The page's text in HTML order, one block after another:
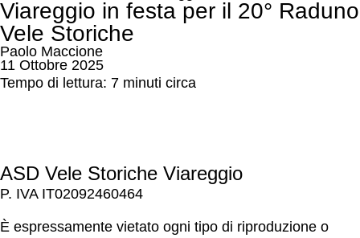
Viareggio in festa per il 20° Raduno
Vele Storiche
Paolo Maccione
11 Ottobre 2025
Tempo di lettura: 7 minuti circa
ASD Vele Storiche Viareggio
P. IVA IT02092460464
È espressamente vietato ogni tipo di riproduzione o